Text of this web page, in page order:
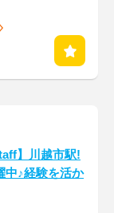
】川越市駅!
中♪経験を活か